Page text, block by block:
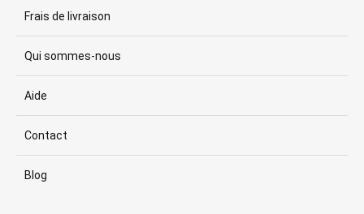
Frais de livraison
Qui sommes-nous
Aide
Contact
Blog